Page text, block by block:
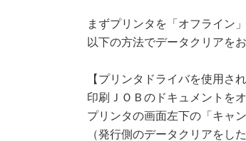
まずプリンタを「オフライン
以下の方法でデータクリアを
【プリンタドライバを使用さ
印刷ＪＯＢのドキュメントを
プリンタの画面左下の「キャ
（発行側のデータクリアをし